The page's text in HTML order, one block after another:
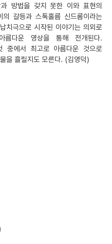
방법을 갖지 못한 이와 표현의
갈등과 스톡홀름 신드롬이라는
치극으로 시작된 이야기는 의외로
다운 영상을 통해 전개된다.
중에서 최고로 아름다운 것으로
을 흘릴지도 모른다. (김영덕)